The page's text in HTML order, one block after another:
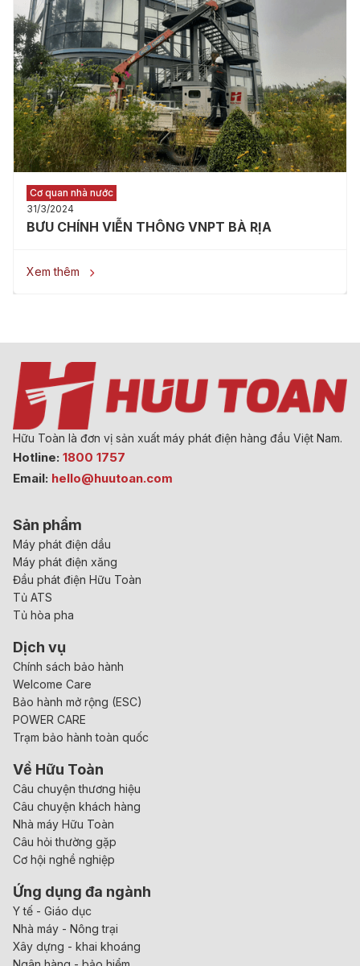
Cơ quan nhà nước
31/3/2024
BƯU CHÍNH VIỄN THÔNG VNPT BÀ RỊA
Xem thêm 
Hữu Toàn là đơn vị sản xuất máy phát điện hàng đầu Việt Nam.
Hotline: 1800 1757
Email: hello@huutoan.com
Sản phẩm
Máy phát điện dầu
Máy phát điện xăng
Đầu phát điện Hữu Toàn
Tủ ATS
Tủ hòa pha
Dịch vụ
Chính sách bảo hành
Welcome Care
Bảo hành mở rộng (ESC)
POWER CARE
Trạm bảo hành toàn quốc
Về Hữu Toàn
Câu chuyện thương hiệu
Câu chuyện khách hàng
Nhà máy Hữu Toàn
Câu hỏi thường gặp
Cơ hội nghề nghiệp
Ứng dụng đa ngành
Y tế - Giáo dục
Nhà máy - Nông trại
Xây dựng - khai khoáng